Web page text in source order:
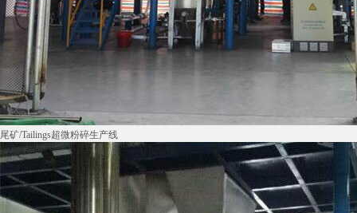
尾矿/Tailings超微粉碎生产线